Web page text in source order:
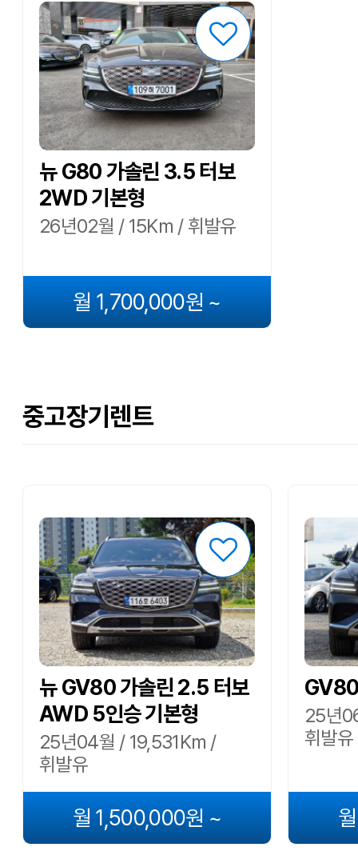
뉴 G80 가솔린 3.5 터보
2WD 기본형
26년02월 / 15Km / 휘발유
월 1,700,000원 ~
중고장기렌트
뉴 GV80 가솔린 2.5 터보
AWD 5인승 기본형
25년04월 / 19,531Km /
휘발유
월 1,500,000원 ~
25년
휘발유